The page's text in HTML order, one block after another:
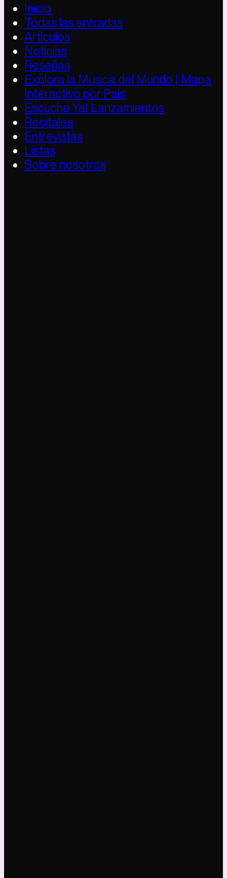
Inicio
Todas las entradas
Artículos
Noticias
Reseñas
Explora la Música del Mundo | Mapa
Interactivo por País
Escuche Ya! Lanzamientos
Recitales
Entrevistas
Listas
Sobre nosotros